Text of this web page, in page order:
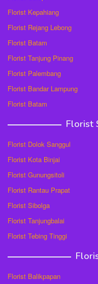
Florist Kepahiang
Florist Rejang Lebong
Florist Batam
Florist Tanjung Pinang
Florist Palembang
Florist Bandar Lampung
Florist Batam
Florist
Florist Dolok Sanggul
Florist Kota Binjai
Florist Gunungsitoli
Florist Rantau Prapat
Florist Sibolga
Florist Tanjungbalai
Florist Tebing Tinggi
Florist Balikpapan